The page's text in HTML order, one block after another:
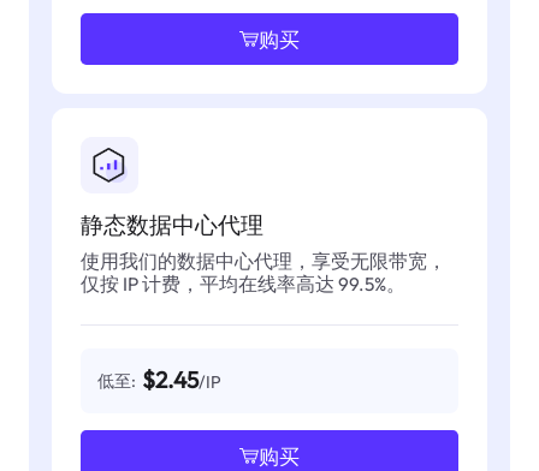
购买
静态数据中心代理
使用我们的数据中心代理，享受无限带宽，
仅按 IP 计费，平均在线率高达 99.5%。
低至: $2.45/IP
购买